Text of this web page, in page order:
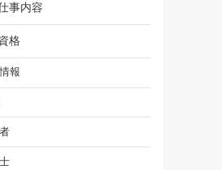
事内容
格
報